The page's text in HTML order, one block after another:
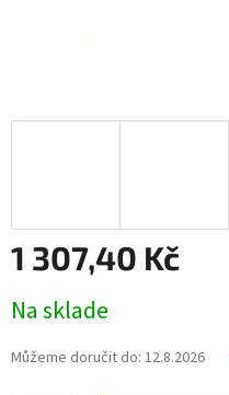
1 307,40 Kč
cena:
Na sklade
Můžeme doručit do: 12.8.2026